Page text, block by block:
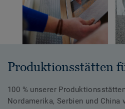
Produktionsstätten
100 % unserer
Nordamerika, Serbien und China